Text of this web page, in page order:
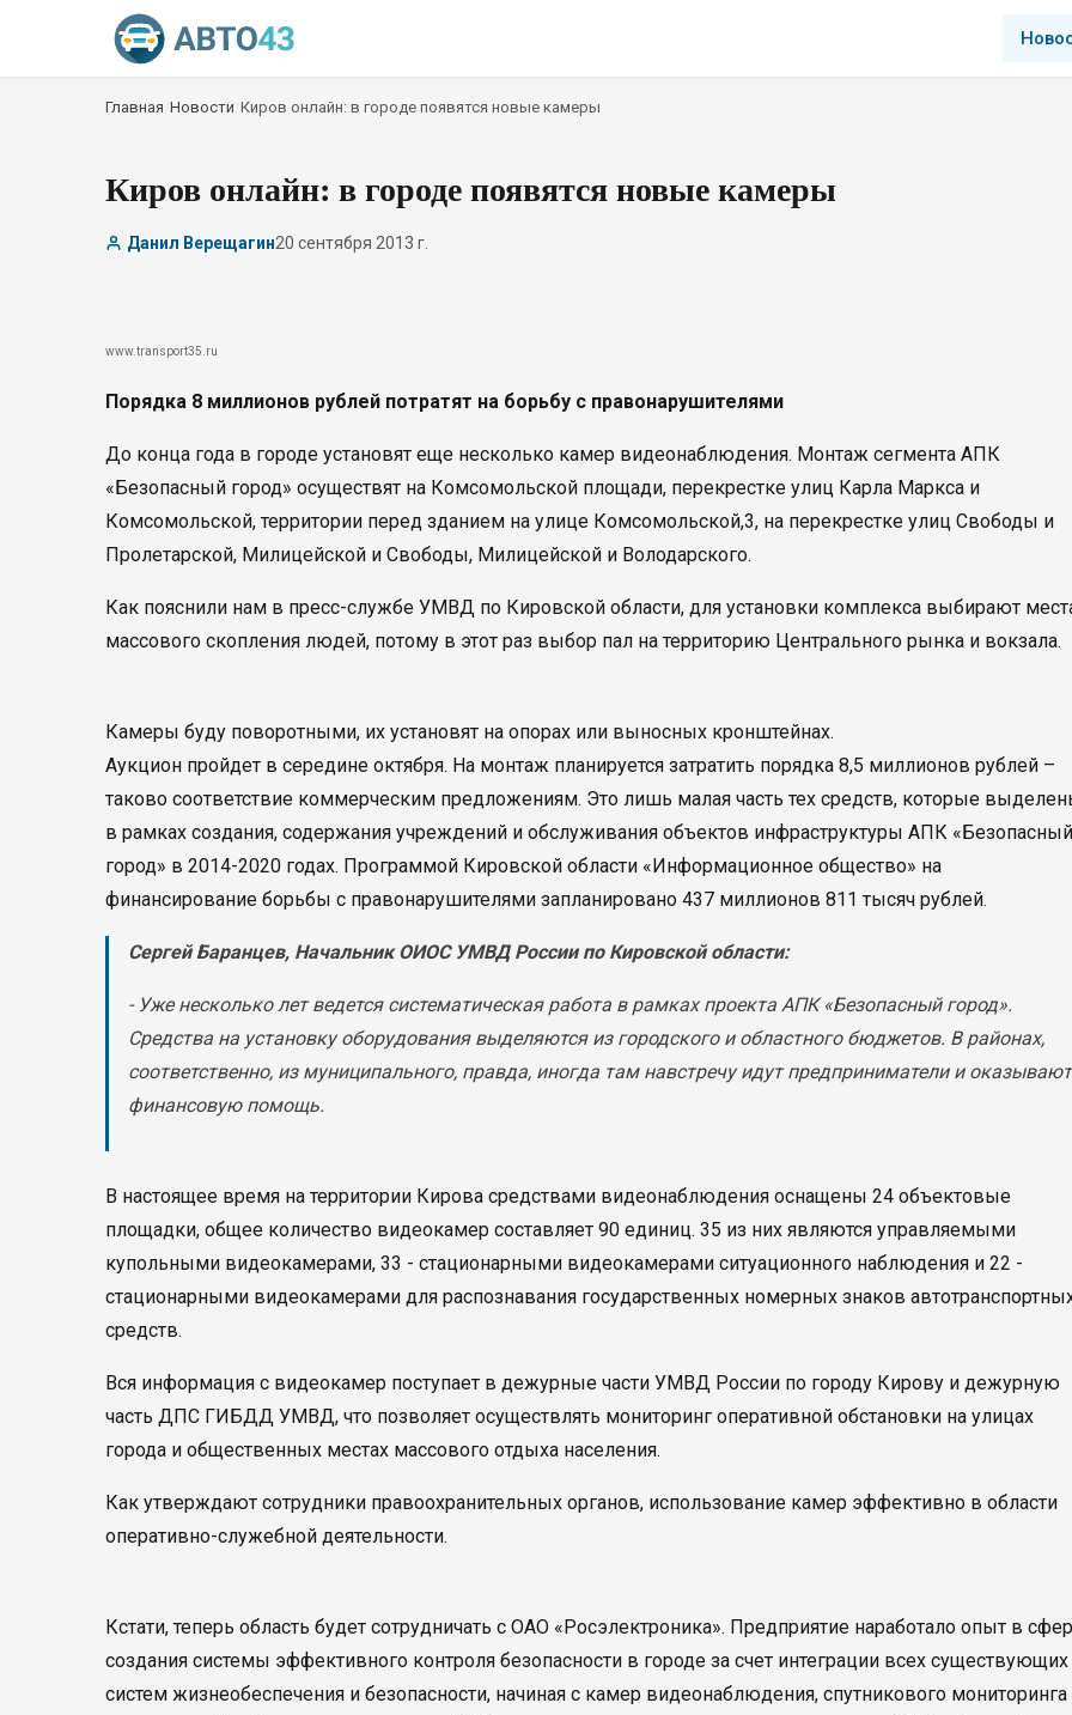
Главная Новости Киров онлайн: в городе появятся новые камеры
Киров онлайн: в городе появятся новые камеры
Данил Верещагин20 сентября 2013 г.
www.transport35.ru
Порядка 8 миллионов рублей потратят на борьбу с правонарушителями
До конца года в городе установят еще несколько камер видеонаблюдения. Монтаж сегмента АПК
«Безопасный город» осуществят на Комсомольской площади, перекрестке улиц Карла Маркса и
Комсомольской, территории перед зданием на улице Комсомольской,3, на перекрестке улиц Свободы и
Пролетарской, Милицейской и Свободы, Милицейской и Володарского.
Как пояснили нам в пресс-службе УМВД по Кировской области, для установки комплекса выбирают
массового скопления людей, потому в этот раз выбор пал на территорию Центрального рынка и вокзала.
Камеры буду поворотными, их установят на опорах или выносных кронштейнах.
Аукцион пройдет в середине октября. На монтаж планируется затратить порядка 8,5 миллионов рублей –
таково соответствие коммерческим предложениям. Это лишь малая часть тех средств, которые
в рамках создания, содержания учреждений и обслуживания объектов инфраструктуры АПК «Безопасный
город» в 2014-2020 годах. Программой Кировской области «Информационное общество» на
финансирование борьбы с правонарушителями запланировано 437 миллионов 811 тысяч рублей.
Сергей Баранцев, Начальник ОИОС УМВД России по Кировской области:
- Уже несколько лет ведется систематическая работа в рамках проекта АПК «Безопасный город».
Средства на установку оборудования выделяются из городского и областного бюджетов. В районах,
соответственно, из муниципального, правда, иногда там навстречу идут предприниматели и оказывают
финансовую помощь.
В настоящее время на территории Кирова средствами видеонаблюдения оснащены 24 объектовые
площадки, общее количество видеокамер составляет 90 единиц. 35 из них являются управляемыми
купольными видеокамерами, 33 - стационарными видеокамерами ситуационного наблюдения и 22 -
стационарными видеокамерами для распознавания государственных номерных знаков
средств.
Вся информация с видеокамер поступает в дежурные части УМВД России по городу Кирову и дежурную
часть ДПС ГИБДД УМВД, что позволяет осуществлять мониторинг оперативной обстановки на улицах
города и общественных местах массового отдыха населения.
Как утверждают сотрудники правоохранительных органов, использование камер эффективно в области
оперативно-служебной деятельности.
Кстати, теперь область будет сотрудничать с ОАО «Росэлектроника». Предприятие наработало опыт в
создания системы эффективного контроля безопасности в городе за счет интеграции всех существующих
систем жизнеобеспечения и безопасности, начиная с камер видеонаблюдения, спутникового мониторинга